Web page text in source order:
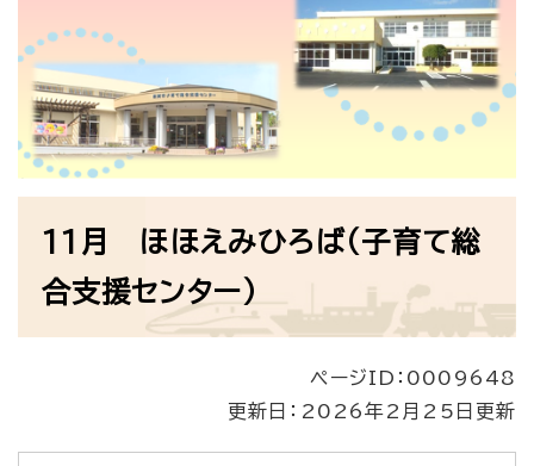
す
11月 ほほえみひろば（子育て総
合支援センター）
ページID：0009648
更新日：2026年2月25日更新